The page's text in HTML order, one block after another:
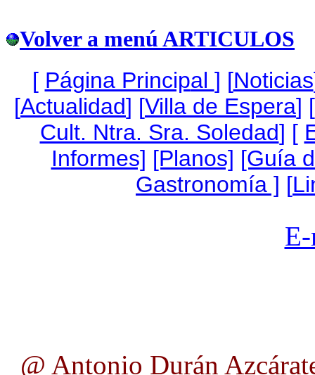
Volver a menú ARTICULOS
[ Página Principal ] [Noticias
[Actualidad] [Villa de Espera] [
Cult. Ntra. Sra. Soledad] [
Informes] [Planos] [Guía
Gastronomía ] [
@ Antonio Durán